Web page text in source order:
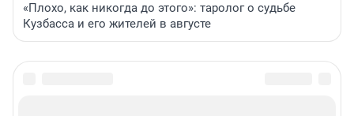
«Плохо, как никогда до этого»: таролог о судьбе
Кузбасса и его жителей в августе